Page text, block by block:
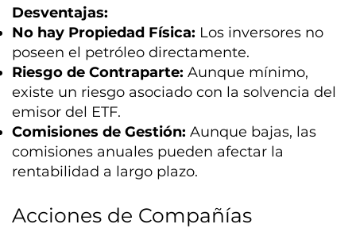
Desventajas:
No hay Propiedad Física: Los inversores no
poseen el petróleo directamente.
Riesgo de Contraparte: Aunque mínimo,
existe un riesgo asociado con la solvencia del
emisor del ETF.
Comisiones de Gestión: Aunque bajas, las
comisiones anuales pueden afectar la
rentabilidad a largo plazo.
Acciones de Compañías